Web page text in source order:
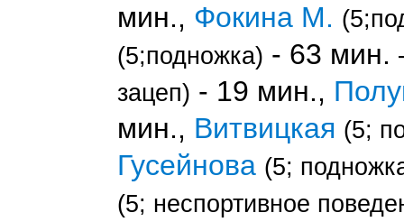
мин., Фокина М.
(5;подножка) - 63
зацеп) - 19 мин.,
мин., Витвицкая (5;
Гусейнова (5;
(5; неспортивное